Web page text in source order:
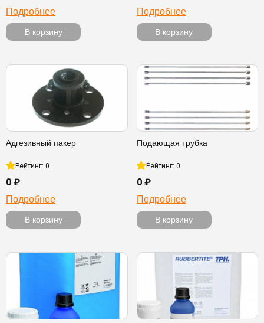
Подробнее
В корзину
Подробнее
В корзину
Адгезивный пакер
Рейтинг: 0
0 ₽
Подробнее
В корзину
Подающая трубка
Рейтинг: 0
0 ₽
Подробнее
В корзину